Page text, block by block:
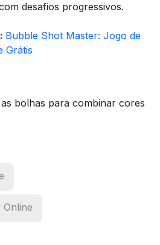
desafios progressivos.
Bubble Shot Master: Jogo de
Grátis
bolhas para combinar cores